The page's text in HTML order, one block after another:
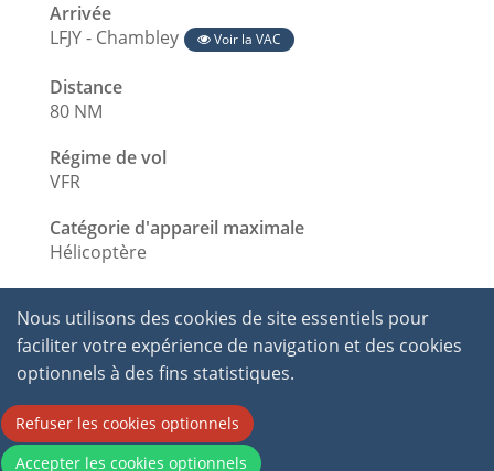
Nous utilisons des cookies de site essentiels pour
faciliter votre expérience de navigation et des cookies
optionnels à des fins statistiques.
Refuser les cookies optionnels
Accepter les cookies optionnels
Arrivée
LFJY - Chambley
Voir la VAC
Distance
80 NM
Régime de vol
VFR
Catégorie d'appareil maximale
Hélicoptère
2026 © International Virtual Aviation Organisation.